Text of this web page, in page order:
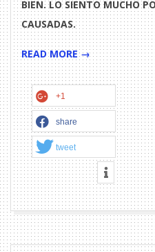
BIEN. LO SIENTO MUCHO
CAUSADAS.
READ MORE →
+1
share
tweet